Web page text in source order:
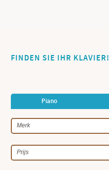
FINDEN SIE IHR KLAVIER!
Piano